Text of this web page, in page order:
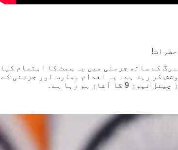
9 نے وی ایف بی اسٹٹگارڈ اور باڈین وٹمبرگ کے ساتھ جرمنی میں یہ سمٹ کا اہتمام کیا
کر رہا ہے۔ یہ اقدام بھارت اور جرمنی کے
ہو رہا ہے۔